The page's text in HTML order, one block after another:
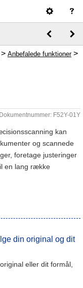
> Anbefalede funktioner>
Dokumentnummer: F52Y-01Y
kan
og scannede
foretage justeringer
en lang række
din original og dit
eller dit formål,